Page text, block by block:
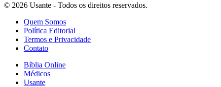
© 2026 Usante - Todos os direitos reservados.
Quem Somos
Política Editorial
Termos e Privacidade
Contato
Bíblia Online
Médicos
Usante